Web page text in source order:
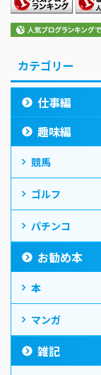
カテゴリー
仕事編
趣味編
競馬
ゴルフ
パチンコ
お勧め本
本
マンガ
雑記